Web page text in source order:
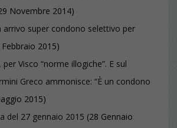
Novembre 2014)
arrivo super condono selettivo per
Febbraio 2015)
Visco “norme illogiche”. E sul
Greco ammonisce: “È un condono
2015)
del 27 gennaio 2015 (28 Gennaio